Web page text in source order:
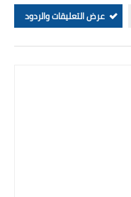
عرض التعليقات والردود